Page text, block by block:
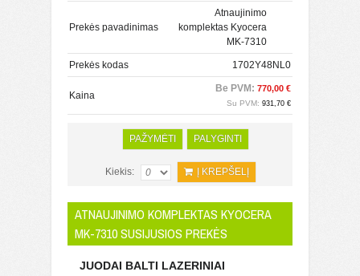
Prekės pavadinimas
Atnaujinimo
komplektas Kyocera
MK-7310
Prekės kodas 1702Y48NL0
Kaina
Be PVM: 770,00 €
Su PVM: 931,70 €
PAŽYMĖTI PALYGINTI
Kiekis: Į KREPŠELĮ
ATNAUJINIMO KOMPLEKTAS KYOCERA
MK-7310 SUSIJUSIOS PREKĖS
JUODAI BALTI LAZERINIAI